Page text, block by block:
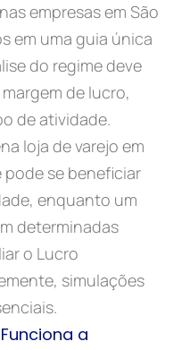
empresas em São
em uma guia única
do regime deve
de lucro,
de atividade.
loja de varejo em
pode se beneficiar
enquanto um
determinadas
o Lucro
simulações
a